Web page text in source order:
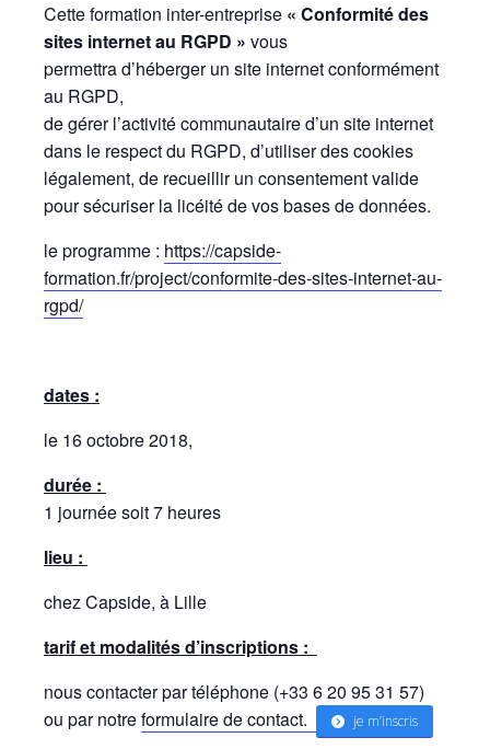
Cette formation inter-entreprise « Conformité des
sites internet au RGPD » vous
permettra d’héberger un site internet conformément
au RGPD,
de gérer l’activité communautaire d’un site internet
dans le respect du RGPD, d’utiliser des cookies
légalement, de recueillir un consentement valide
pour sécuriser la licéité de vos bases de données.
le programme : https://capside-
formation.fr/project/conformite-des-sites-internet-au-
rgpd/
dates :
le 16 octobre 2018,
durée :
1 journée soit 7 heures
lieu :
chez Capside, à Lille
tarif et modalités d’inscriptions :
nous contacter par téléphone (+33 6 20 95 31 57)
ou par notreformulaire de contact. je m’inscris